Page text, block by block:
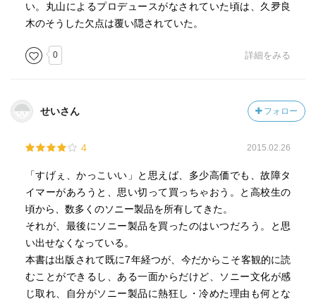
い。丸山によるプロデュースがなされていた頃は、久夛良
木のそうした欠点は覆い隠されていた。
0 詳細をみる
せいさん フォロー
4 2015.02.26
「すげぇ、かっこいい」と思えば、多少高価でも、故障タ
イマーがあろうと、思い切って買っちゃおう。と高校生の
頃から、数多くのソニー製品を所有してきた。
それが、最後にソニー製品を買ったのはいつだろう。と思
い出せなくなっている。
本書は出版されて既に7年経つが、今だからこそ客観的に読
むことができるし、ある一面からだけど、ソニー文化が感
じ取れ、自分がソニー製品に熱狂し・冷めた理由も何とな